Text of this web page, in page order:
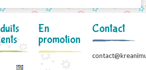
En
promotion
Contact